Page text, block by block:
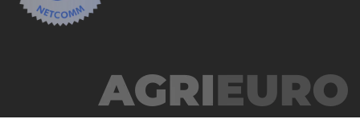
Zerstäuber
Zubehör für Rasentraktoren
Lotusgrill
Macte Ovens